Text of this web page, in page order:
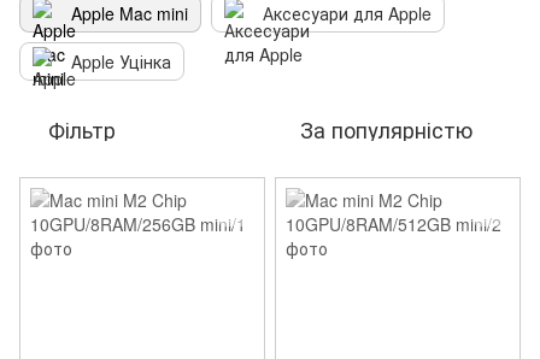
Apple Mac mini
Аксесуари для Apple
Apple Уцінка
Фільтр За популярністю